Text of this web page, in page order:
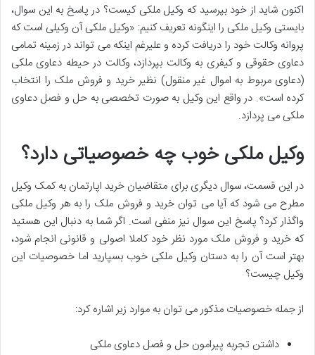
اکنون شاید از خود بپرسید که وکیل ملکی کیست؟ در پاسخ به این سوال،
بایستی وکیل ملکی را اینگونه تعریف کنیم: «وکیل ملکی آن وکیلی است که
پروانه وکالت خود را دریافت کرده و علیرغم اینکه می تواند در زمینه تمامی
دعاوی حقوقی و کیفری به وکالت بپردازد، وکالت در حیطه دعاوی ملکی
(دعاوی مربوط به اموال غیر منقول) نظیر خرید و فروش ملک را انتخاب
کرده است». در واقع این وکیل به صورت تخصصی به حل و فصل دعاوی
ملکی می پردازد.
وکیل ملکی خوب چه خصوصیاتی دارد؟
در این قسمت، سوال دیگری برای متقاضیان خرید اپارتمان به کمک وکیل
مطرح می شود که آیا می توان خرید و فروش ملک را به هر وکیل ملکی
واگذار کرد؟ پاسخ این سوال نیز منفی است. اگر شما به دنبال این هستید
که خرید و فروش ملک مورد نظر خود کاملا اصولی و قانونی انجام شود،
بهتر است آن را به دستان وکیل ملکی خوب بسپارید اما خصوصیات این
وکیل چیست؟
از جمله خصوصیات مذکور می توان به موارد زیر اشاره کرد:
داشتن تجربه پیرامون حل و فصل دعاوی ملکی